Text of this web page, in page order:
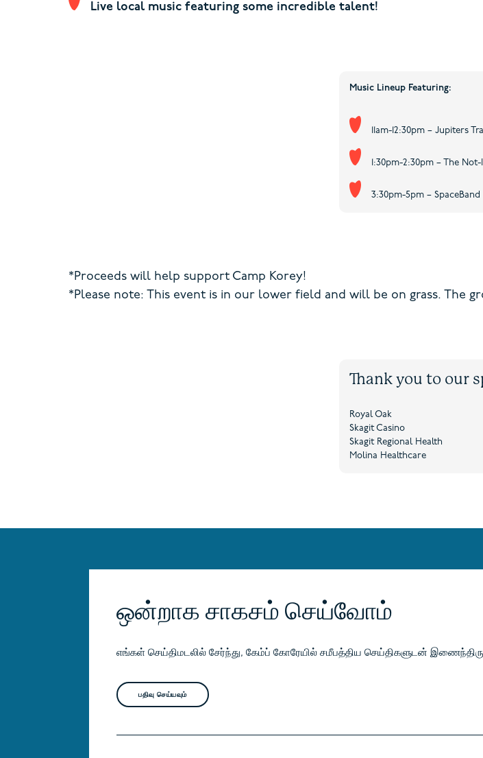
Live local music featuring some incredible talent!
Music Lineup Featuring:
11am-12:30pm – Jupiters
1:30pm-2:30pm – The
3:30pm-5pm – SpaceBand
*Proceeds will help support Camp Korey!
*Please note: This event is in our lower field and will be on grass. The
Thank you to our
Royal Oak
Skagit Casino
Skagit Regional Health
Molina Healthcare
ஒன்றாக சாகசம் செய்வோம்
எங்கள் செய்திமடலில் சேர்ந்து, கேம்ப் கோரேயில் சமீபத்திய செய்திகளுடன்
பதிவு செய்யவும்